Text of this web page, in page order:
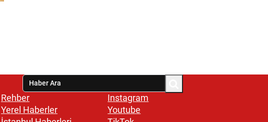
Rehber
Yerel Haberler
Instagram
Youtube